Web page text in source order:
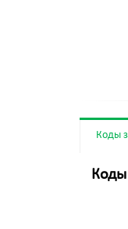
Коды
Коды